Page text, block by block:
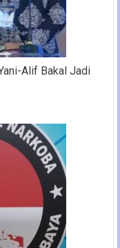
Alif Bakal Jadi